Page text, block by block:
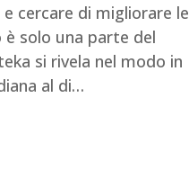
cercare di migliorare le
solo una parte del
si rivela nel modo in
al di…